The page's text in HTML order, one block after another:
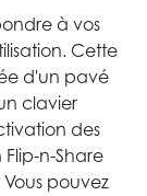
à vos
Cette
d'un pavé
clavier
des
n-Share
pouvez